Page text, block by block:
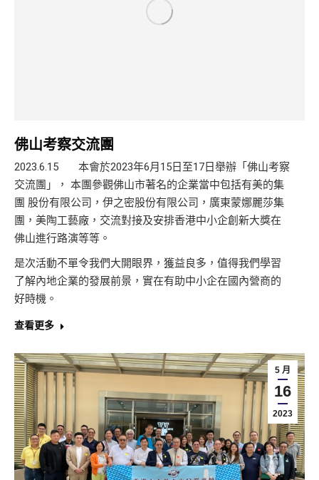
佛山考察交流團
2023.6.15 本會於2023年6月15日至17日舉辦「佛山考察
交流團」， 本團參觀佛山市著名的企業當中包括有美的集
團 股份有限公司，伊之密股份有限公司，廣東蒙娜麗莎集
團，美陶工藝廠，交流對接及安排香港中小企創新大獎在
佛山進行路演等等。
是次活動不單令我們大開眼界，獲益良多，值得我們學習
了解內地企業的發展前景，實在有助中小企在國內營商的
好時機。
查看更多
5 月
16
2023